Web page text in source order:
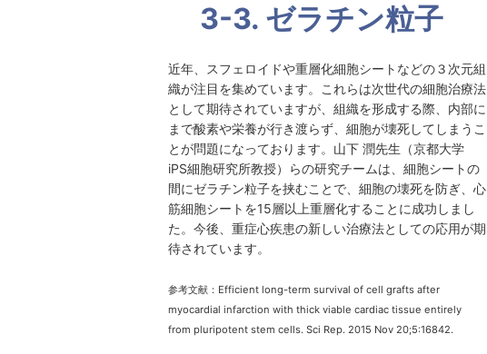
3-3. ゼラチン粒子
近年、スフェロイドや重層化細胞シートなどの３次元組
織が注目を集めています。これらは次世代の細胞治療法
として期待されていますが、組織を形成する際、内部に
まで酸素や栄養が行き渡らず、細胞が壊死してしまうこ
とが問題になっております。山下 潤先生（京都大学
iPS細胞研究所教授）らの研究チームは、細胞シートの
間にゼラチン粒子を挟むことで、細胞の壊死を防ぎ、心
筋細胞シートを15層以上重層化することに成功しまし
た。今後、重症心疾患の新しい治療法としての応用が期
待されています。
参考文献：Efficient long-term survival of cell grafts after
myocardial infarction with thick viable cardiac tissue entirely
from pluripotent stem cells. Sci Rep. 2015 Nov 20;5:16842.